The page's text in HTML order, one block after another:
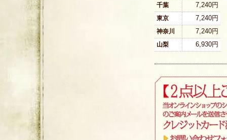
千葉 7,240円
東京 7,240円
神奈川 7,240円
山梨 6,930円